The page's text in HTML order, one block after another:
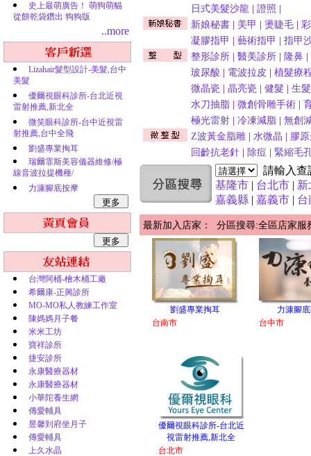
史上最萌廣告！ 萌狗萌貓
從餅乾袋鑽出 狗狗版
..more
Lizahair髮型設計-美髮,台中
美髮
優爾視眼科診所-台北近視
雷射推薦,新北全
微笑眼科診所-台中近視雷
射推薦,台中全飛
劉盛專業掏耳
瑞爾霏斯美容儀器維修/極
線音波拉提機種/
力漮腳底按摩
台灣阿桶-檜木桶工廠
希爾康-正興診所
MO-MO私人教練工作室
陳媽媽月子餐
米米工坊
寶祥診所
捷安診所
永康醫療器材
永康醫療器材
小華陀養生網
傳愛輔具
昱馨到府坐月子
傳愛輔具
上久水晶
日式美髮沙龍
證照
新娘秘書
美甲 燙睫毛
凝膠指甲
藝術指甲
指甲
整形診所
醫美診所 隆鼻
玻尿酸
電波拉皮
植髮療
微晶瓷
晶亮瓷 健髮
生髮
水刀抽脂
微創骨雕手術
極光雷射
冷凍減脂
無創
Z波黃金脂雕
水微晶
膠
回齡抗老針
除痘 緊縮毛
請輸入
基隆市 | 台北市 | 新
嘉義縣 | 嘉義市 | 台
最新加入店家： 分區搜尋:全區店家服
劉盛專業掏耳
台南市
力漮腳
台中市
優爾視眼科診所-台北近
視雷射推薦,新北全
台北市